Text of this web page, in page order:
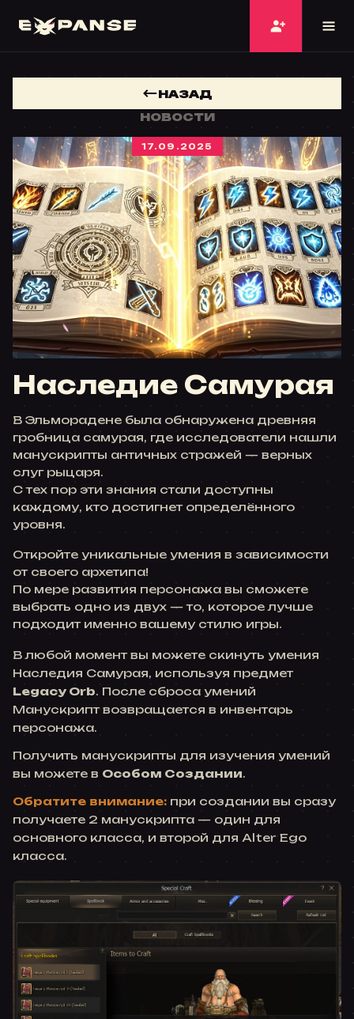
НАЗАД
НОВОСТИ
17.09.2025
Наследие Самурая
В Эльморадене была обнаружена древняя
гробница самурая, где исследователи нашли
манускрипты античных стражей — верных
слуг рыцаря.
С тех пор эти знания стали доступны
каждому, кто достигнет определённого
уровня.
Откройте уникальные умения в зависимости
от своего архетипа!
По мере развития персонажа вы сможете
выбрать одно из двух — то, которое лучше
подходит именно вашему стилю игры.
В любой момент вы можете скинуть умения
Наследия Самурая, используя предмет
Legacy Orb. После сброса умений
Манускрипт возвращается в инвентарь
персонажа.
Получить манускрипты для изучения умений
вы можете в Особом Создании.
Обратите внимание: при создании вы сразу
получаете 2 манускрипта — один для
основного класса, и второй для Alter Ego
класса.